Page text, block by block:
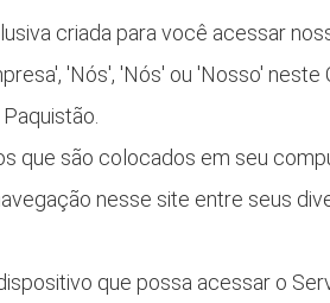
criada para você acessar
'Nós', 'Nós' ou 'Nosso'
que são colocados em seu
nesse site entre seus
que possa acessar o